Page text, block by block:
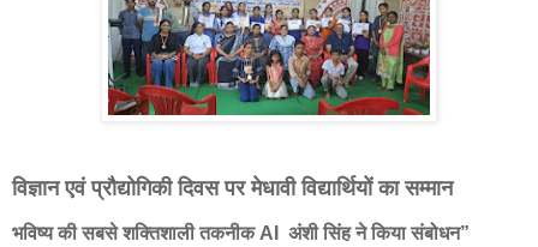
विज्ञान एवं प्रौद्योगिकी दिवस पर मेधावी विद्यार्थियों का सम्मान
भविष्य की सबसे शक्तिशाली तकनीक AI अंशी सिंह ने किया संबोधन”